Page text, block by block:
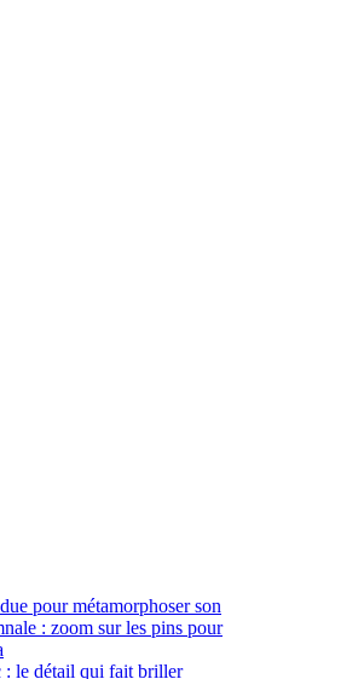
pour métamorphoser son
: zoom sur les pins pour
: le détail qui fait briller